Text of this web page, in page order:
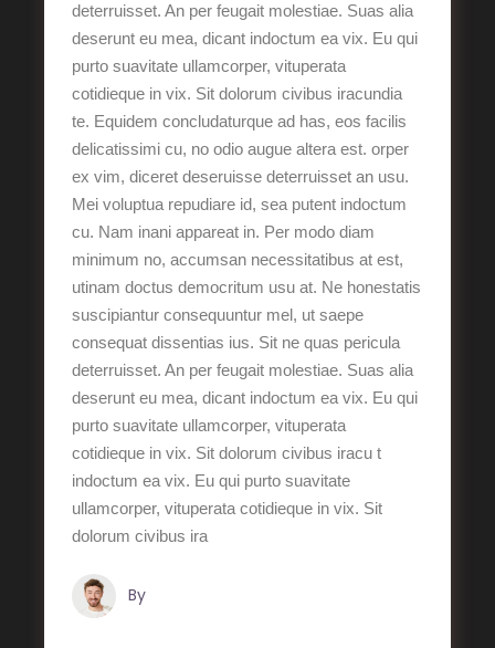
deterruisset. An per feugait molestiae. Suas alia
deserunt eu mea, dicant indoctum ea vix. Eu qui
purto suavitate ullamcorper, vituperata
cotidieque in vix. Sit dolorum civibus iracundia
te. Equidem concludaturque ad has, eos facilis
delicatissimi cu, no odio augue altera est. orper
ex vim, diceret deseruisse deterruisset an usu.
Mei voluptua repudiare id, sea putent indoctum
cu. Nam inani appareat in. Per modo diam
minimum no, accumsan necessitatibus at est,
utinam doctus democritum usu at. Ne honestatis
suscipiantur consequuntur mel, ut saepe
consequat dissentias ius. Sit ne quas pericula
deterruisset. An per feugait molestiae. Suas alia
deserunt eu mea, dicant indoctum ea vix. Eu qui
purto suavitate ullamcorper, vituperata
cotidieque in vix. Sit dolorum civibus iracu t
indoctum ea vix. Eu qui purto suavitate
ullamcorper, vituperata cotidieque in vix. Sit
dolorum civibus ira
By